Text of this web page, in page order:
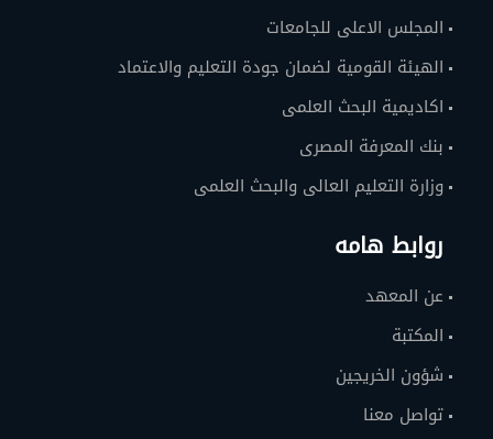
المجلس الاعلى للجامعات
الهيئة القومية لضمان جودة التعليم والاعتماد
اكاديمية البحث العلمى
بنك المعرفة المصرى
وزارة التعليم العالى والبحث العلمى
روابط هامه
عن المعهد
المكتبة
شؤون الخريجين
تواصل معنا